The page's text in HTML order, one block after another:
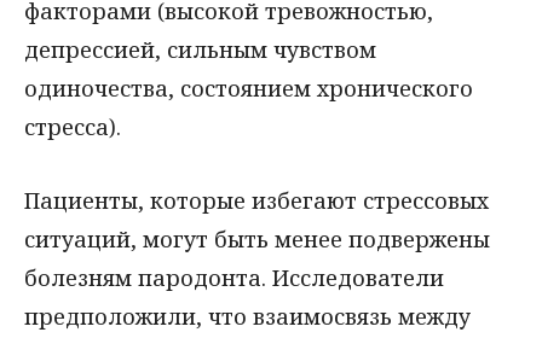
факторами (высокой тревожностью,
депрессией, сильным чувством
одиночества, состоянием хронического
стресса).
Пациенты, которые избегают стрессовых
ситуаций, могут быть менее подвержены
болезням пародонта. Исследователи
предположили, что взаимосвязь между